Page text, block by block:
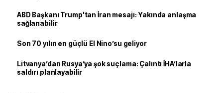
ABD Başkanı Trump'tan İran mesajı: Yakında anlaşma
sağlanabilir
Son 70 yılın en güçlü El Nino’su geliyor
Litvanya’dan Rusya’ya şok suçlama: Çalıntı İHA’larla
saldırı planlayabilir